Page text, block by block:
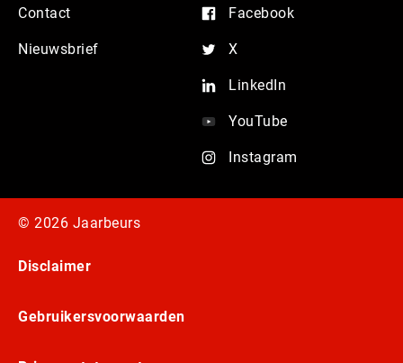
Contact
Nieuwsbrief
Facebook
X
LinkedIn
YouTube
Instagram
© 2026 Jaarbeurs
Disclaimer
Gebruikersvoorwaarden